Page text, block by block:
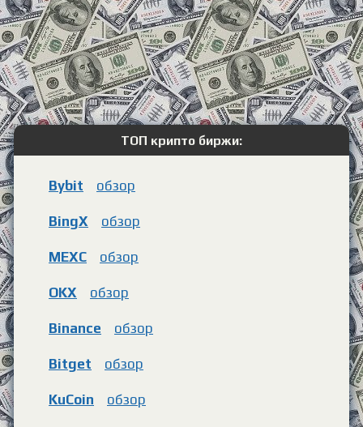
ТОП крипто биржи:
Bybit обзор
BingX обзор
MEXC обзор
OKX обзор
Binance обзор
Bitget обзор
KuCoin обзор